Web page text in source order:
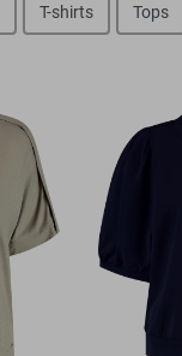
T-shirts Tops